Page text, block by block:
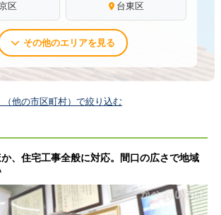
区 台東区
その他のエリアを見る
他の市区町村）で絞り込む
、住宅工事全般に対応。間口の広さで地域